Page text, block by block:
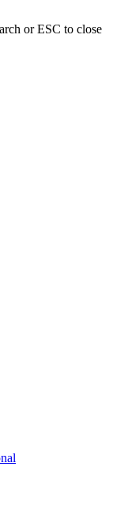
or ESC to close